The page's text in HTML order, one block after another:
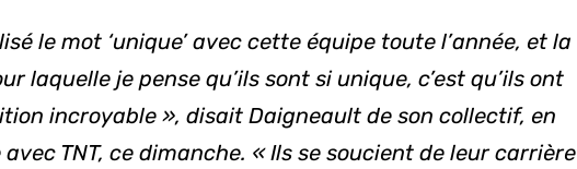
le mot ‘unique’ avec cette équipe toute l’année, et la
laquelle je pense qu’ils sont si unique, c’est qu’ils ont
incroyable », disait Daigneault de son collectif, en
TNT, ce dimanche. « Ils se soucient de leur carrière